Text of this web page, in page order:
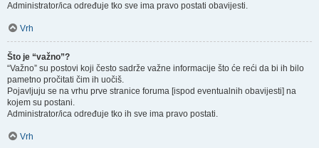
Administrator/ica određuje tko sve ima pravo postati obavijesti.
Vrh
Što je “važno”?
“Važno” su postovi koji često sadrže važne informacije što će reći da bi ih bilo
pametno pročitati čim ih uočiš.
Pojavljuju se na vrhu prve stranice foruma [ispod eventualnih obavijesti] na
kojem su postani.
Administrator/ica određuje tko ih sve ima pravo postati.
Vrh